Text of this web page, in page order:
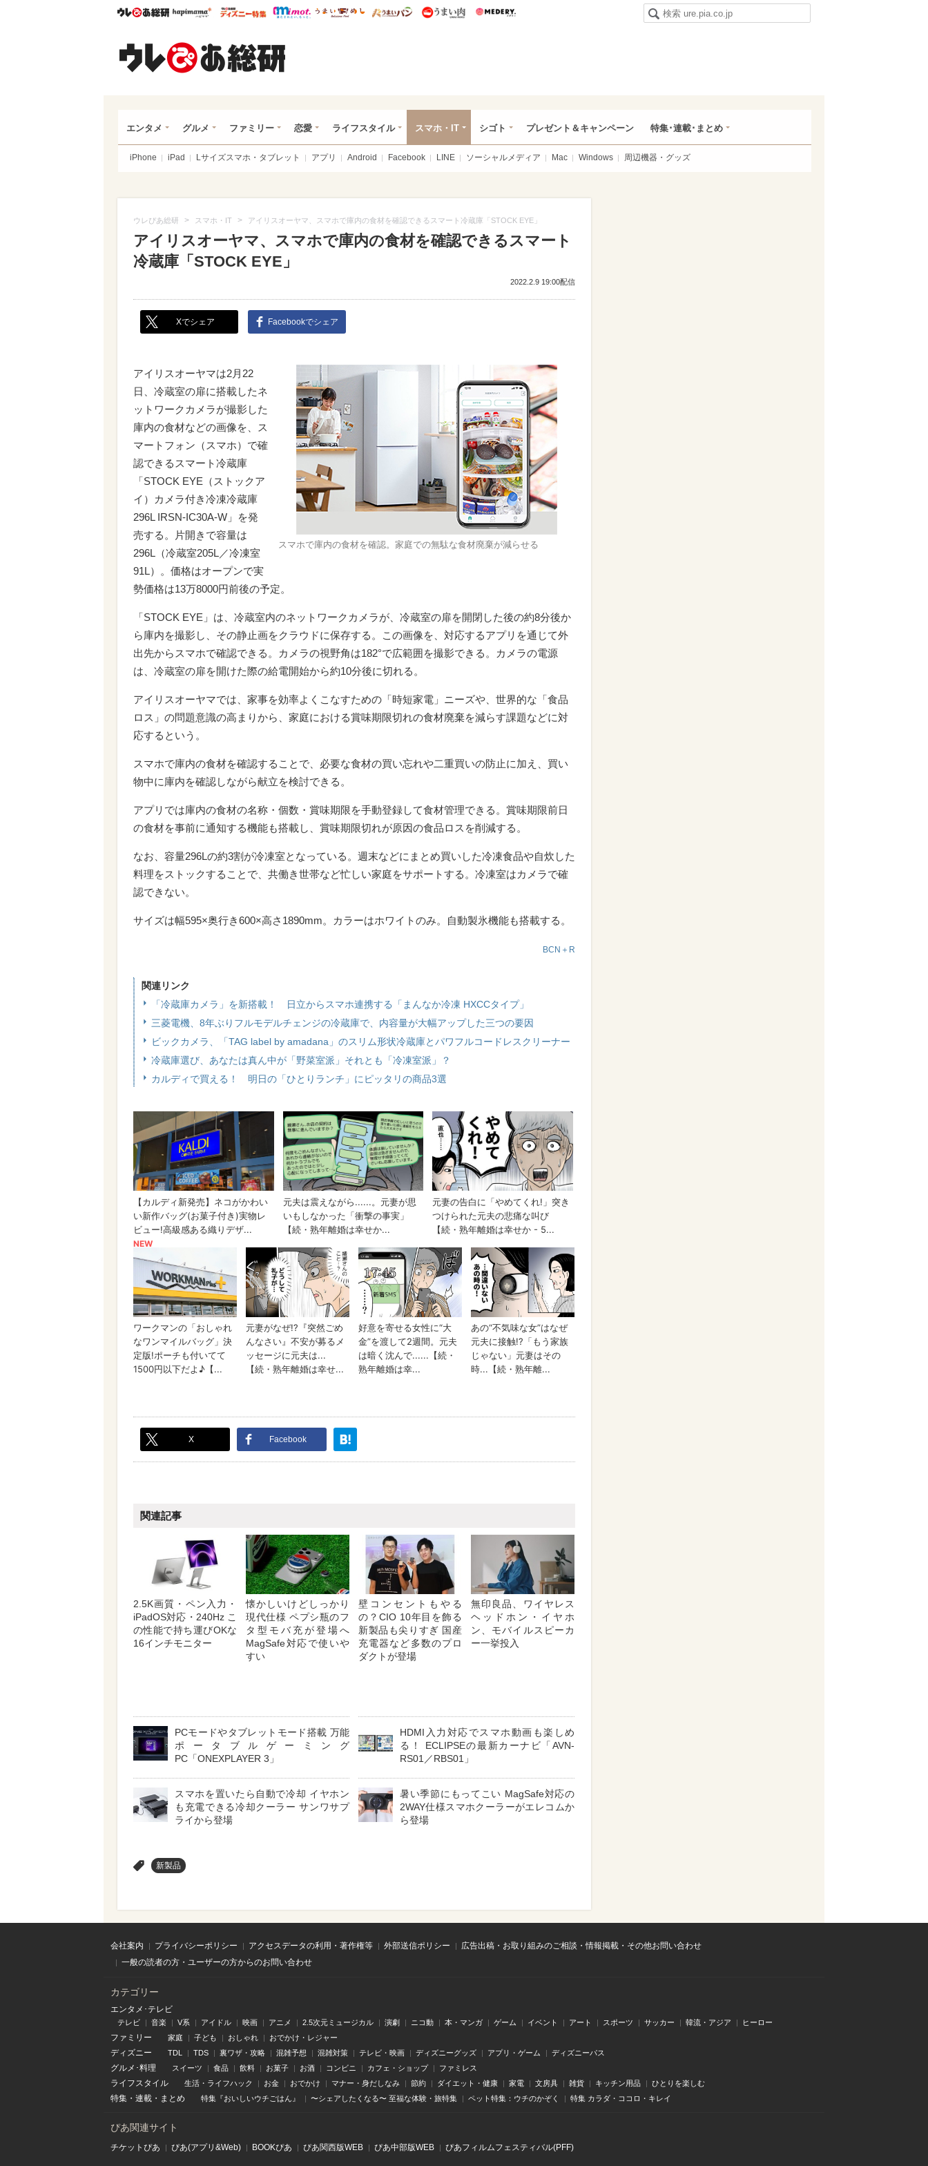
ウレぴあ総研ハピママ* ウレぴあ総研 ディズニー特集
mimot. うまいめし うまいパン うまい肉
エンタメ グルメ ファミリー 恋愛 ライフスタイル スマホ・IT シゴト プレゼント＆キャンペーン 特集･連載･まとめ
iPhone iPad Lサイズスマホ・タブレット アプリ Android Facebook LINE ソーシャルメディア Mac Windows 周辺機器・グッズ
ウレぴあ総研 > スマホ・IT > アイリスオーヤマ、スマホで庫内の食材を確認できるスマート冷蔵庫「STOCK EYE」
アイリスオーヤマ、スマホで庫内の食材を確認できるスマート
冷蔵庫「STOCK EYE」
2022.2.9 19:00配信
Xでシェア Facebookでシェア
スマホで庫内の食材を確認。家庭での無駄な食材廃棄が減らせる
アイリスオーヤマは2月22
日、冷蔵室の扉に搭載したネ
ットワークカメラが撮影した
庫内の食材などの画像を、ス
マートフォン（スマホ）で確
認できるスマート冷蔵庫
「STOCK EYE（ストックア
イ）カメラ付き冷凍冷蔵庫
296L IRSN-IC30A-W」を発
売する。片開きで容量は
296L（冷蔵室205L／冷凍室
91L）。価格はオープンで実
勢価格は13万8000円前後の予定。
「STOCK EYE」は、冷蔵室内のネットワークカメラが、冷蔵室の扉を開閉した後の約8分後か
ら庫内を撮影し、その静止画をクラウドに保存する。この画像を、対応するアプリを通じて外
出先からスマホで確認できる。カメラの視野角は182°で広範囲を撮影できる。カメラの電源
は、冷蔵室の扉を開けた際の給電開始から約10分後に切れる。
アイリスオーヤマでは、家事を効率よくこなすための「時短家電」ニーズや、世界的な「食品
ロス」の問題意識の高まりから、家庭における賞味期限切れの食材廃棄を減らす課題などに対
応するという。
スマホで庫内の食材を確認することで、必要な食材の買い忘れや二重買いの防止に加え、買い
物中に庫内を確認しながら献立を検討できる。
アプリでは庫内の食材の名称・個数・賞味期限を手動登録して食材管理できる。賞味期限前日
の食材を事前に通知する機能も搭載し、賞味期限切れが原因の食品ロスを削減する。
なお、容量296Lの約3割が冷凍室となっている。週末などにまとめ買いした冷凍食品や自炊した
料理をストックすることで、共働き世帯など忙しい家庭をサポートする。冷凍室はカメラで確
認できない。
サイズは幅595×奥行き600×高さ1890mm。カラーはホワイトのみ。自動製氷機能も搭載する。
BCN＋R
関連リンク
「冷蔵庫カメラ」を新搭載！ 日立からスマホ連携する「まんなか冷凍 HXCCタイプ」
三菱電機、8年ぶりフルモデルチェンジの冷蔵庫で、内容量が大幅アップした三つの要因
ビックカメラ、「TAG label by amadana」のスリム形状冷蔵庫とパワフルコードレスクリーナー
冷蔵庫選び、あなたは真ん中が「野菜室派」それとも「冷凍室派」？
カルディで買える！ 明日の「ひとりランチ」にピッタリの商品3選
X Facebook
関連記事
2.5K画質・ペン入力・
iPadOS対応・240Hz こ
の性能で持ち運びOKな
16インチモニター
懐かしいけどしっかり
現代仕様 ペプシ瓶のフ
タ型モバ充が登場へ
MagSafe対応で使いや
すい
壁コンセントもやる
の？CIO 10年目を飾る
新製品も尖りすぎ 国産
充電器など多数のプロ
ダクトが登場
無印良品、ワイヤレス
ヘッドホン・イヤホ
ン、モバイルスピーカ
ー一挙投入
PCモードやタブレットモード搭載 万能
ポータブルゲーミング
PC「ONEXPLAYER 3」
HDMI入力対応でスマホ動画も楽しめ
る！ ECLIPSEの最新カーナビ「AVN-
RS01／RBS01」
スマホを置いたら自動で冷却 イヤホン
も充電できる冷却クーラー サンワサプ
ライから登場
暑い季節にもってこい MagSafe対応の
2WAY仕様スマホクーラーがエレコムか
ら登場
新製品
会社案内 プライバシーポリシー アクセスデータの利用・著作権等 外部送信ポリシー
広告出稿・お取り組みのご相談・情報掲載・その他お問い合わせ
一般の読者の方・ユーザーの方からのお問い合わせ
カテゴリー
エンタメ･テレビ
テレビ 音楽 V系 アイドル 映画 アニメ 2.5次元ミュージカル 演劇 ニコ動 本・マンガ ゲーム イベント アート スポーツ サッカー 韓流・アジア ヒーロー
ファミリー 家庭 子ども おしゃれ おでかけ・レジャー
ディズニー TDL TDS 裏ワザ・攻略 混雑予想 混雑対策 テレビ・映画 ディズニーグッズ アプリ・ゲーム ディズニーパス
グルメ･料理 スイーツ 食品 飲料 お菓子 お酒 コンビニ カフェ・ショップ ファミレス
ライフスタイル 生活・ライフハック お金 おでかけ マナー・身だしなみ 節約 ダイエット・健康 家電 文房具 雑貨 キッチン用品 ひとりを楽しむ
特集 ・ 連載 ・ まとめ 特集『おいしいウチごはん』 〜シェアしたくなる〜 至福な体験・旅特集 ペット特集：ウチのかぞく 特集 カラダ・ココロ・キレイ
ぴあ関連サイト
チケットぴあ ぴあ(アプリ&Web) BOOKぴあ ぴあ関⻄版WEB ぴあ中部版WEB ぴあフィルムフェスティバル(PFF)